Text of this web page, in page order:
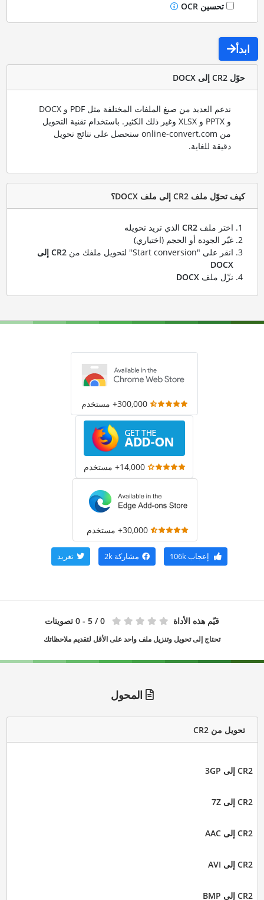
تحسين OCR
ابدأ
حوّل CR2 إلى DOCX
ندعم العديد من صيغ الملفات المختلفة مثل PDF و DOCX
و PPTX و XLSX وغير ذلك الكثير. باستخدام تقنية التحويل
من online-convert.com ستحصل على نتائج تحويل
دقيقة للغاية.
كيف تحوّل ملف CR2 إلى ملف DOCX؟
اختر ملف CR2الذي تريد تحويله
غيّر الجودة أو الحجم (اختياري)
انقر على "Start conversion" لتحويل ملفك من
CR2 إلى
DOCX
نزّل ملف DOCX
300,000+ مستخدم
14,000+ مستخدم
30,000+ مستخدم
إعجاب106k مشاركة 2k تغريد
قيّم هذه الأداة 0 / 5 - 0 تصويتات
تحتاج إلى تحويل وتنزيل ملف واحد على الأقل لتقديم ملاحظاتك
المحول
تحويل من CR2
CR2 إلى 3GP
CR2 إلى 7Z
CR2 إلى AAC
CR2 إلى AVI
CR2 إلى BMP